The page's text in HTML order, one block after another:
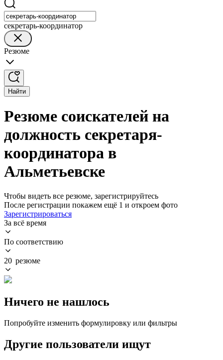
секретарь-координатор
Резюме
Найти
Резюме соискателей на
должность секретаря-
координатора в
Альметьевске
Чтобы видеть все резюме, зарегистрируйтесь
После регистрации покажем ещё 1 и откроем фото
Зарегистрироваться
За всё время
По соответствию
20 резюме
Ничего не нашлось
Попробуйте изменить формулировку или фильтры
Другие пользователи ищут